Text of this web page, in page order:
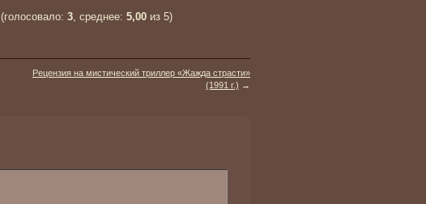
(голосовало: 3, среднее: 5,00 из 5)
Рецензия на мистический триллер «Жажда страсти»
(1991 г.) →